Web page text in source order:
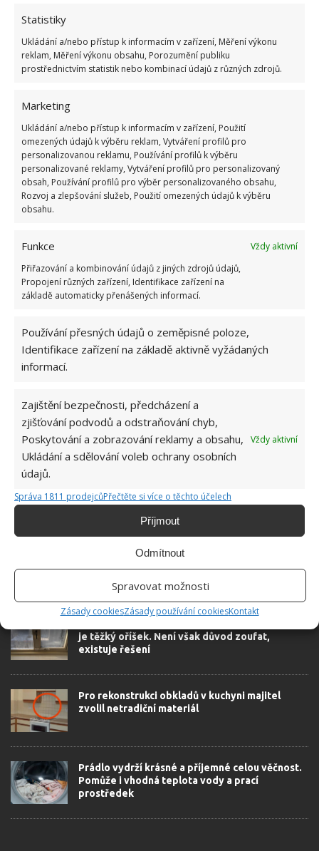
Statistiky
Ukládání a/nebo přístup k informacím v zařízení, Měření výkonu
reklam, Měření výkonu obsahu, Porozumění publiku
prostřednictvím statistik nebo kombinací údajů z různých zdrojů.
Marketing
Ukládání a/nebo přístup k informacím v zařízení, Použití
omezených údajů k výběru reklam, Vytváření profilů pro
personalizovanou reklamu, Používání profilů k výběru
personalizované reklamy, Vytváření profilů pro personalizovaný
obsah, Používání profilů pro výběr personalizovaného obsahu,
Rozvoj a zlepšování služeb, Použití omezených údajů k výběru
obsahu.
Funkce
Vždy aktivní
Přiřazování a kombinování údajů z jiných zdrojů údajů,
Propojení různých zařízení, Identifikace zařízení na
základě automaticky přenášených informací.
Používání přesných údajů o zeměpisné poloze,
Identifikace zařízení na základě aktivně vyžádaných
informací.
Zajištění bezpečnosti, předcházení a
zjišťování podvodů a odstraňování chyb,
Poskytování a zobrazování reklamy a obsahu,
Ukládání a sdělování voleb ochrany osobních
údajů.
Vždy aktivní
Správa 1811 prodejcůPřečtěte si více o těchto účelech
Příjmout
Odmítnout
Spravovat možnosti
Zásady cookiesZásady používání cookiesKontakt
Nejvíce nečistot klasicky bývá ve spodní části, ale
nezapomeňte také na strany a vrchní místa.
DOMÁCNOST MYTÍ OKNA ÚKLID
Hana Musilová
Do redakce Bydlimeutulne.cz se
přidala během svých studií a práce
redaktorky ji tak nadchla, že se
SOUVISEJÍCÍ ČLÁNKY
je těžký oříšek. Není však důvod zoufat,
existuje řešení
Pro rekonstrukci obkladů v kuchyni majitel
zvolil netradiční materiál
Prádlo vydrží krásné a příjemné celou věčnost.
Pomůže i vhodná teplota vody a prací
prostředek